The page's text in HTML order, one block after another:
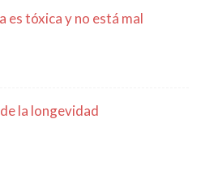
es tóxica y no está mal
la longevidad